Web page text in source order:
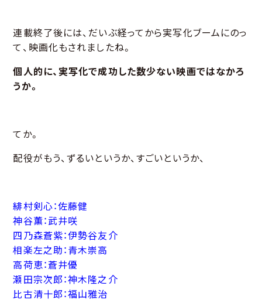
連載終了後には、だいぶ経ってから実写化ブームにのっ
て、映画化もされましたね。
個人的に、実写化で成功した数少ない映画ではなかろ
うか。
てか。
配役がもう、ずるいというか、すごいというか、
緋村剣心：佐藤健
神谷薫：武井咲
四乃森蒼紫：伊勢谷友介
相楽左之助：青木崇高
高荷恵：蒼井優
瀬田宗次郎：神木隆之介
比古清十郎：福山雅治